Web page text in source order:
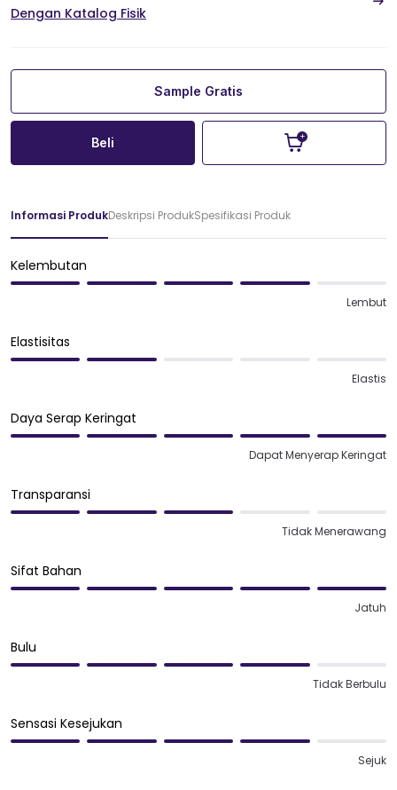
Dengan Katalog Fisik
Sample Gratis
Beli
Informasi ProdukDeskripsi ProdukSpesifikasi Produk
Kelembutan
Lembut
Elastisitas
Elastis
Daya Serap Keringat
Dapat Menyerap Keringat
Transparansi
Tidak Menerawang
Sifat Bahan
Jatuh
Bulu
Tidak Berbulu
Sensasi Kesejukan
Sejuk